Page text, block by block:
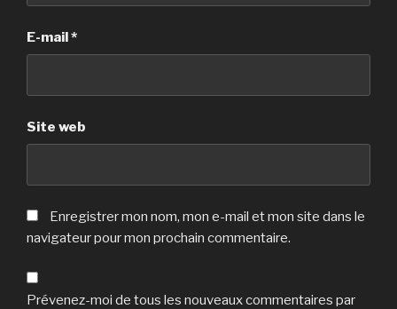
E-mail*
Site web
Enregistrer mon nom, mon e-mail et mon site dans le
navigateur pour mon prochain commentaire.
Prévenez-moi de tous les nouveaux commentaires par